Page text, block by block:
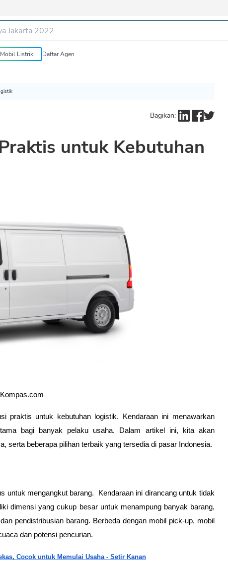
Mobil Listrik Daftar Agen
Bagikan:
untuk Kebutuhan
praktis untuk kebutuhan logistik. Kendaraan ini menawarkan
bagi banyak pelaku usaha. Dalam artikel ini, kita akan
serta beberapa pilihan terbaik yang tersedia di pasar Indonesia.
untuk mengangkut barang.  Kendaraan ini dirancang untuk tidak
dimensi yang cukup besar untuk menampung banyak barang,
pendistribusian barang. Berbeda dengan mobil pick-up, mobil
dan potensi pencurian.
Cocok untuk Memulai Usaha - Setir Kanan